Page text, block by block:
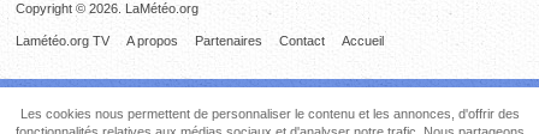
Copyright © 2026. LaMétéo.org
Accueil
Contact
Partenaires
A propos
Lamétéo.org TV
Les cookies nous permettent de personnaliser le contenu et les annonces, d'offrir des